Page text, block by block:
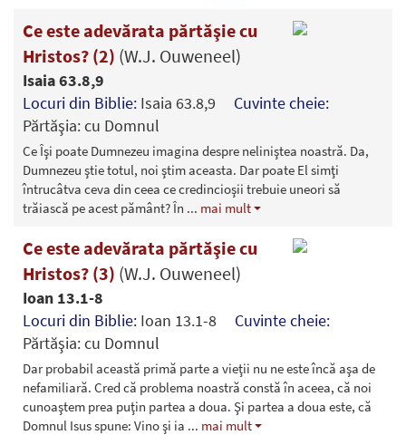
Ce este adevărata părtăşie cu
Hristos? (2) (W.J. Ouweneel)
Isaia 63.8,9
Locuri din Biblie: Isaia 63.8,9 Cuvinte cheie:
Părtăşia: cu Domnul
Ce Îşi poate Dumnezeu imagina despre neliniştea noastră. Da,
Dumnezeu ştie totul, noi ştim aceasta. Dar poate El simţi
întrucâtva ceva din ceea ce credincioşii trebuie uneori să
trăiască pe acest pământ? În ... mai mult
Ce este adevărata părtăşie cu
Hristos? (3) (W.J. Ouweneel)
Ioan 13.1-8
Locuri din Biblie: Ioan 13.1-8 Cuvinte cheie:
Părtăşia: cu Domnul
Dar probabil această primă parte a vieţii nu ne este încă aşa de
nefamiliară. Cred că problema noastră constă în aceea, că noi
cunoaştem prea puţin partea a doua. Şi partea a doua este, că
Domnul Isus spune: Vino şi ia ... mai mult